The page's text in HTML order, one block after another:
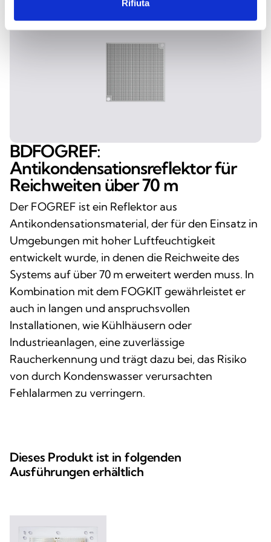
Rifiuta
BDFOGREF:
Antikondensationsreflektor für
Reichweiten über 70 m
Der FOGREF ist ein Reflektor aus
Antikondensationsmaterial, der für den Einsatz in
Umgebungen mit hoher Luftfeuchtigkeit
entwickelt wurde, in denen die Reichweite des
Systems auf über 70 m erweitert werden muss. In
Kombination mit dem FOGKIT gewährleistet er
auch in langen und anspruchsvollen
Installationen, wie Kühlhäusern oder
Industrieanlagen, eine zuverlässige
Raucherkennung und trägt dazu bei, das Risiko
von durch Kondenswasser verursachten
Fehlalarmen zu verringern.
Dieses Produkt ist in folgenden
Ausführungen erhältlich